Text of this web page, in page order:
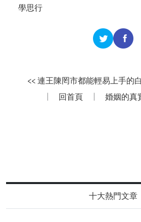
學思行
<< 連王陳罔市都能輕易上手的
回首頁 婚姻的真
十大熱門文章